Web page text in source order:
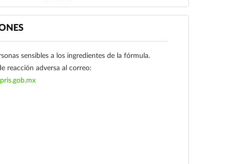
sensibles a los ingredientes de la fórmula.
reacción adversa al correo: